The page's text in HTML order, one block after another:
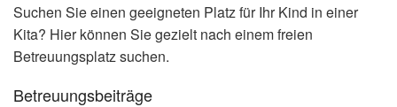
Suchen Sie einen geeigneten Platz für Ihr Kind in einer
Kita? Hier können Sie gezielt nach einem freien
Betreuungsplatz suchen.
Betreuungsbeiträge